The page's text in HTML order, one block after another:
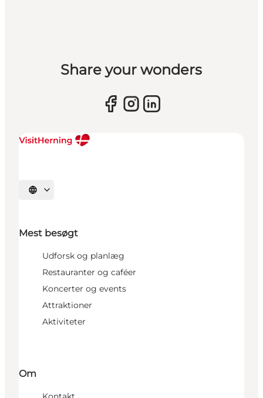
Share your wonders
Vælg sprog
Mest besøgt
Udforsk og planlæg
Restauranter og caféer
Koncerter og events
Attraktioner
Aktiviteter
Om